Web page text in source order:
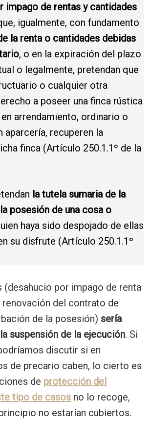
impago de rentas y cantidades
igualmente, con fundamento
la renta o cantidades debidas
, o en la expiración del plazo
o legalmente, pretendan que
o cualquier otra
a poseer una finca rústica
en arrendamiento, ordinario o
aparcería, recuperen la
finca (Artículo 250.1.1º de la
la tutela sumaria de la
posesión de una cosa o
haya sido despojado de ellas
su disfrute (Artículo 250.1.1º
(desahucio por impago de renta
del contrato de
de la posesión) sería
suspensión de la ejecución. Si
discutir si en
de precario caben, lo cierto es
de protección del
tipo de casos no lo recoge,
no estarían cubiertos.